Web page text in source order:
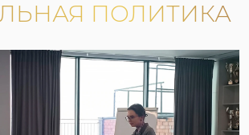
ПОЛИТИКА